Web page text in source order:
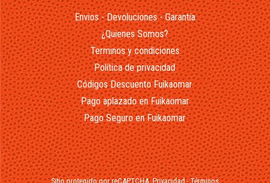
Envios - Devoluciones - Garantía
¿Quienes Somos?
Terminos y condiciones
Política de privacidad
Códigos Descuento Fuikaomar
Pago aplazado en Fuikaomar
Pago Seguro en Fuikaomar
Sitio protegido por reCAPTCHA.Privacidad-Términos